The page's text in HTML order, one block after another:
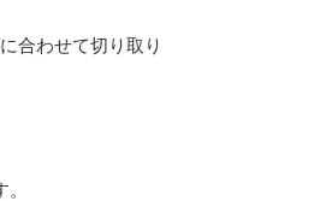
合わせて切り取り